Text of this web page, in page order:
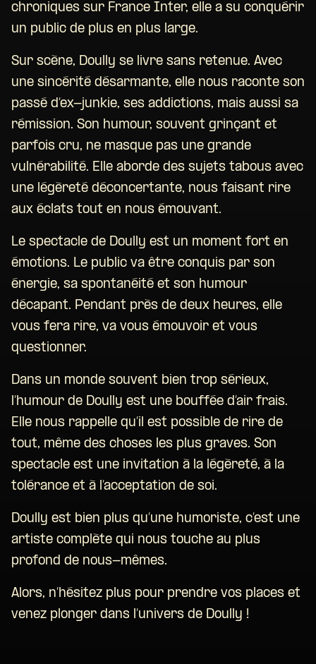
chroniques sur France Inter, elle a su conquérir
un public de plus en plus large.
Sur scène, Doully se livre sans retenue. Avec
une sincérité désarmante, elle nous raconte son
passé d’ex-junkie, ses addictions, mais aussi sa
rémission. Son humour, souvent grinçant et
parfois cru, ne masque pas une grande
vulnérabilité. Elle aborde des sujets tabous avec
une légèreté déconcertante, nous faisant rire
aux éclats tout en nous émouvant.
Le spectacle de Doully est un moment fort en
émotions. Le public va être conquis par son
énergie, sa spontanéité et son humour
décapant. Pendant près de deux heures, elle
vous fera rire, va vous émouvoir et vous
questionner.
Dans un monde souvent bien trop sérieux,
l’humour de Doully est une bouffée d’air frais.
Elle nous rappelle qu’il est possible de rire de
tout, même des choses les plus graves. Son
spectacle est une invitation à la légèreté, à la
tolérance et à l’acceptation de soi.
Doully est bien plus qu’une humoriste, c’est une
artiste complète qui nous touche au plus
profond de nous-mêmes.
Alors, n’hésitez plus pour prendre vos places et
venez plonger dans l’univers de Doully !